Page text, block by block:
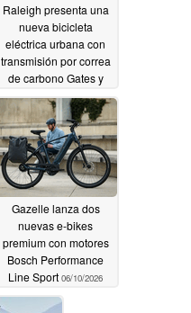
Raleigh presenta una
nueva bicicleta
eléctrica urbana con
transmisión por correa
de carbono Gates y
GPS06/19/2026
Gazelle lanza dos
nuevas e-bikes
premium con motores
Bosch Performance
Line Sport 06/10/2026